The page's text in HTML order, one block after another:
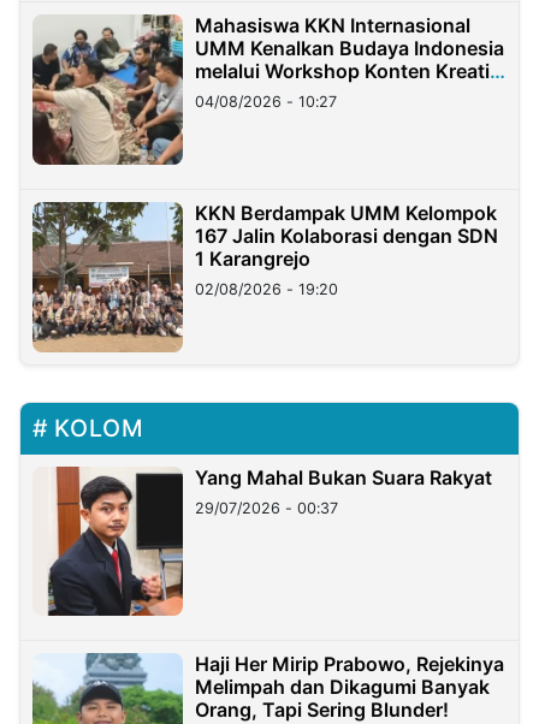
Mahasiswa KKN Internasional
UMM Kenalkan Budaya Indonesia
melalui Workshop Konten Kreatif
di Taiwan
04/08/2026 - 10:27
KKN Berdampak UMM Kelompok
167 Jalin Kolaborasi dengan SDN
1 Karangrejo
02/08/2026 - 19:20
KOLOM
Yang Mahal Bukan Suara Rakyat
29/07/2026 - 00:37
Haji Her Mirip Prabowo, Rejekinya
Melimpah dan Dikagumi Banyak
Orang, Tapi Sering Blunder!